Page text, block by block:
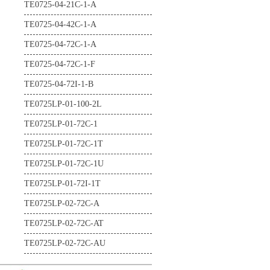
TE0725-04-21C-1-A
TE0725-04-42C-1-A
TE0725-04-72C-1-A
TE0725-04-72C-1-F
TE0725-04-72I-1-B
TE0725LP-01-100-2L
TE0725LP-01-72C-1
TE0725LP-01-72C-1T
TE0725LP-01-72C-1U
TE0725LP-01-72I-1T
TE0725LP-02-72C-A
TE0725LP-02-72C-AT
TE0725LP-02-72C-AU